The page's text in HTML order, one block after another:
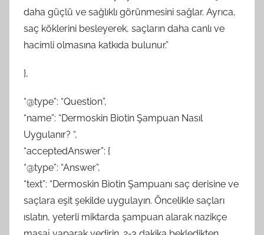
daha güçlü ve sağlıklı görünmesini sağlar. Ayrıca,
saç köklerini besleyerek, saçların daha canlı ve
hacimli olmasına katkıda bulunur.”
},
“@type”: “Question”,
“name”: “Dermoskin Biotin Şampuan Nasıl
Uygulanır? “,
“acceptedAnswer”: {
“@type”: “Answer”,
“text”: “Dermoskin Biotin Şampuanı saç derisine ve
saçlara eşit şekilde uygulayın. Öncelikle saçları
ıslatın, yeterli miktarda şampuan alarak nazikçe